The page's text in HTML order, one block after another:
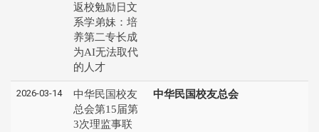
返校勉励日文
系学弟妹：培
养第二专长成
为AI无法取代
的人才
2026-03-14
中华民国校友
总会第15届第
3次理监事联
中华民国校友总会